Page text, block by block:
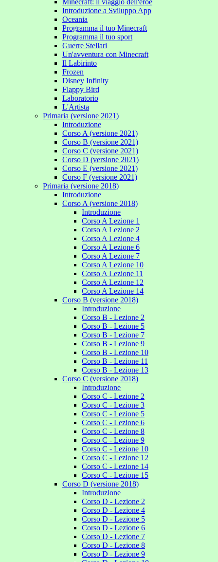
Minecraft: il viaggio dell'eroe
Introduzione a Sviluppo App
Oceania
Programma il tuo Minecraft
Programma il tuo sport
Guerre Stellari
Un'avventura con Minecraft
Il Labirinto
Frozen
Disney Infinity
Flappy Bird
Laboratorio
L'Artista
Primaria (versione 2021)
Introduzione
Corso A (versione 2021)
Corso B (versione 2021)
Corso C (versione 2021)
Corso D (versione 2021)
Corso E (versione 2021)
Corso F (versione 2021)
Primaria (versione 2018)
Introduzione
Corso A (versione 2018)
Introduzione
Corso A Lezione 1
Corso A Lezione 2
Corso A Lezione 4
Corso A Lezione 6
Corso A Lezione 7
Corso A Lezione 10
Corso A Lezione 11
Corso A Lezione 12
Corso A Lezione 14
Corso B (versione 2018)
Introduzione
Corso B - Lezione 2
Corso B - Lezione 5
Corso B - Lezione 7
Corso B - Lezione 9
Corso B - Lezione 10
Corso B - Lezione 11
Corso B - Lezione 13
Corso C (versione 2018)
Introduzione
Corso C - Lezione 2
Corso C - Lezione 3
Corso C - Lezione 5
Corso C - Lezione 6
Corso C - Lezione 8
Corso C - Lezione 9
Corso C - Lezione 10
Corso C - Lezione 12
Corso C - Lezione 14
Corso C - Lezione 15
Corso D (versione 2018)
Introduzione
Corso D - Lezione 2
Corso D - Lezione 4
Corso D - Lezione 5
Corso D - Lezione 6
Corso D - Lezione 7
Corso D - Lezione 8
Corso D - Lezione 9